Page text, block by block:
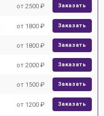
от 2500 ₽ Заказать
от 1800 ₽ Заказать
от 1800 ₽ Заказать
от 2000 ₽ Заказать
от 1500 ₽ Заказать
от 1200 ₽ Заказать